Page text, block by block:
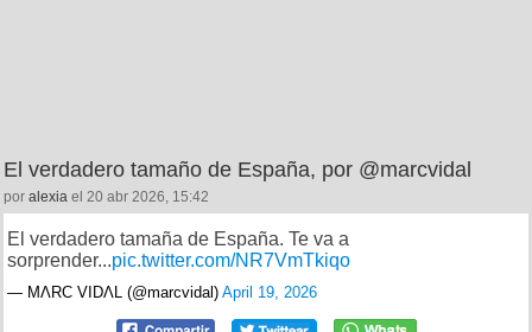
El verdadero tamaño de España, por @marcvidal
por alexia el 20 abr 2026, 15:42
El verdadero tamaña de España. Te va a
sorprender...pic.twitter.com/NR7VmTkiqo
— MΛRC VIDΛL (@marcvidal) April 19, 2026